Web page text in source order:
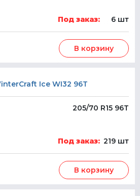
Под заказ: 6 шт
В корзину
Ice WI32 96T
205/70 R15 96T
Под заказ: 219 шт
В корзину